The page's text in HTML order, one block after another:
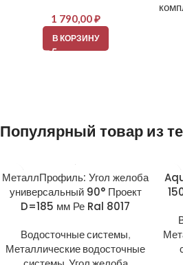
1 790,00₽
В КОРЗИНУ
Популярный товар из
МеталлПрофиль: Угол желоба
универсальный 90° Проект
D=185 мм Ре Ral 8017
Водосточные системы,
Металлические водосточные